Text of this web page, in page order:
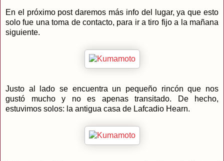
En el próximo post daremos más info del lugar, ya que esto
solo fue una toma de contacto, para ir a tiro fijo a la mañana
siguiente.
Justo al lado se encuentra un pequeño rincón que nos
gustó mucho y no es apenas transitado. De hecho,
estuvimos solos: la antigua casa de Lafcadio Hearn.